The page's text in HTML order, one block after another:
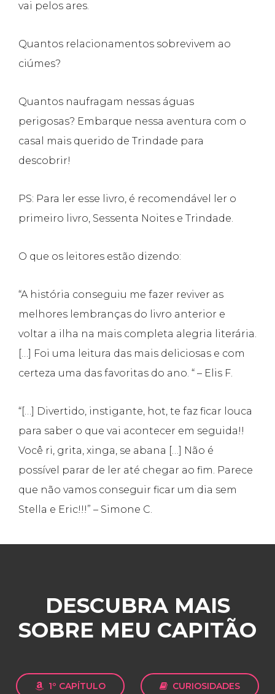
vai pelos ares.
Quantos relacionamentos sobrevivem ao
ciúmes?
Quantos naufragam nessas águas
perigosas? Embarque nessa aventura com o
casal mais querido de Trindade para
descobrir!
PS: Para ler esse livro, é recomendável ler o
primeiro livro, Sessenta Noites e Trindade.
O que os leitores estão dizendo:
“A história conseguiu me fazer reviver as
melhores lembranças do livro anterior e
voltar a ilha na mais completa alegria literária.
[…] Foi uma leitura das mais deliciosas e com
certeza uma das favoritas do ano. “ – Elis F.
“[…] Divertido, instigante, hot, te faz ficar louca
para saber o que vai acontecer em seguida!!
Você ri, grita, xinga, se abana […] Não é
possível parar de ler até chegar ao fim. Parece
que não vamos conseguir ficar um dia sem
Stella e Eric!!!” – Simone C.
DESCUBRA MAIS
SOBRE MEU CAPITÃO
1º CAPÍTULO CURIOSIDADES